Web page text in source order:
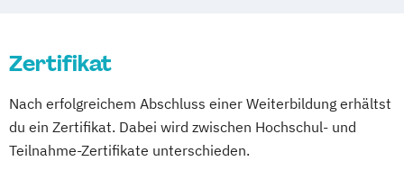
Bauingenieurwesen
Betriebswirt/in im
Gesundheitsmanagement
Betriebswirt/in im Pflegemanagement
Zertifikat
Nach erfolgreichem Abschluss einer Weiterbildung erhältst
du ein Zertifikat. Dabei wird zwischen Hochschul- und
Teilnahme-Zertifikate unterschieden.